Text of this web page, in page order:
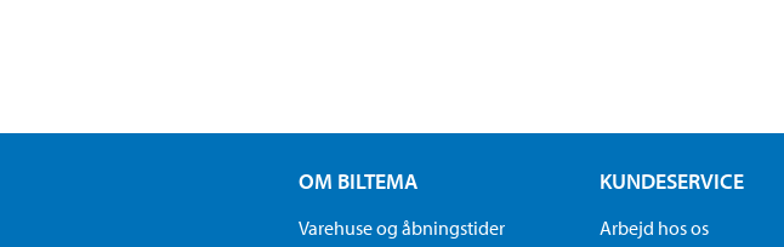
OM BILTEMA
Varehuse og åbningstider
KUNDESERVICE
Arbejd hos os